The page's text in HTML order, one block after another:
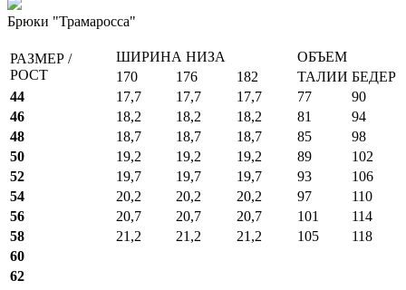
Брюки "Трамаросса"
РАЗМЕР /
РОСТ
ШИРИНА НИЗА
ОБЪЕМ
170
176 182 ТАЛИИ БЕДЕР
44
17,7 17,7 17,7 77
90
46
18,2 18,2 18,2 81
94
48
18,7 18,7 18,7 85
98
50
19,2 19,2 19,2 89
102
52
19,7 19,7 19,7 93
106
54
20,2 20,2 20,2 97
110
56
20,7 20,7 20,7 101
114
58
21,2 21,2 21,2 105
118
60
62